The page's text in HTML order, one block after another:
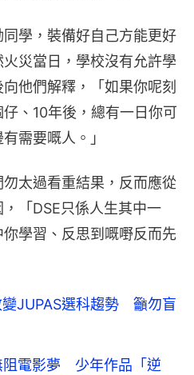
學，裝備好自己方能更好
災當日，學校沒有允許學
他們解釋，「如果你呢刻
、10年後，總有一日你可
需要嘅人。」
太過看重結果，反而應從
「DSE只係人生其中一
學習、反思到嘅嘢反而先
變JUPAS選科趨勢 籲勿盲
阻電影夢 少年作品「逆